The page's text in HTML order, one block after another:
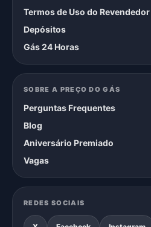
Termos de Uso do Revendedor
Depósitos
Gás 24 Horas
SOBRE A PREÇO DO GÁS
Perguntas Frequentes
Blog
Aniversário Premiado
Vagas
REDES SOCIAIS